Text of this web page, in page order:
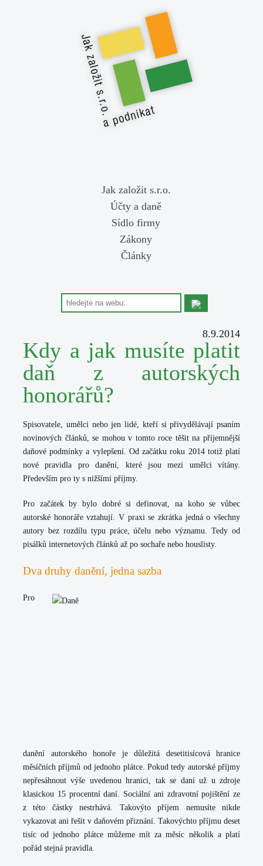
Jak založit s.r.o.
Účty a daně
Sídlo firmy
Zákony
Články
Kdy a jak musíte platit
daň z autorských
honorářů?
8.9.2014
Spisovatele, umělci nebo jen lidé, kteří si přivydělávají psaním
novinových článků, se mohou v tomto roce těšit na příjemnější
daňové podmínky a vylepšení. Od začátku roku 2014 totiž platí
nové pravidla pro danění, které jsou mezi umělci vítány.
Především pro ty s nižšími příjmy.
Pro začátek by bylo dobré si definovat, na koho se vůbec
autorské honoráře vztahují. V praxi se zkrátka jedná o všechny
autory bez rozdílu typu práce, účelu nebo významu. Tedy od
pisálků internetových článků až po sochaře nebo houslisty.
Dva druhy danění, jedna sazba
Pro
danění autorského honoře je důležitá desetitisícová hranice
měsíčních příjmů od jednoho plátce. Pokud tedy autorské příjmy
nepřesáhnout výše uvedenou hranici, tak se daní už u zdroje
klasickou 15 procentní daní. Sociální ani zdravotní pojištění ze
z této částky nestrhává. Takovýto příjem nemusíte nikde
vykazovat ani řešit v daňovém přiznání. Takovýchto příjmu deset
tisíc od jednoho plátce můžeme mít za měsíc několik a platí
pořád stejná pravidla.